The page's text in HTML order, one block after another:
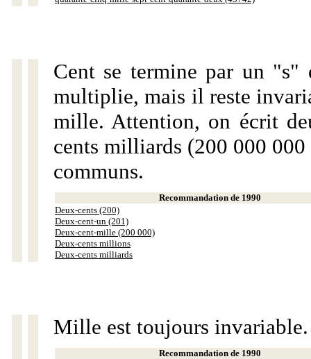
Cent se termine par un "s"
multiplie, mais il reste
mille. Attention, on écrit
cents milliards (200 000
communs.
Recommandation de 1990
Deux-cents (200)
Deux-cent-un (201)
Deux-cent-mille (200 000)
Deux-cents millions
Deux-cents milliards
Mille est toujours invariable.
Recommandation de 1990